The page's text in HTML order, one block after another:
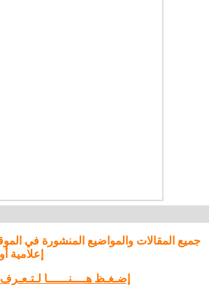
جميع المقالات والمواضيع المنشورة في
إعلامية
إضـغـظ هــــنــــــا